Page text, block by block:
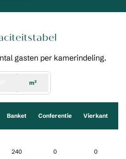
gasten per kamerindeling.
m²
Banket Conferentie Vierkant
240 0 0